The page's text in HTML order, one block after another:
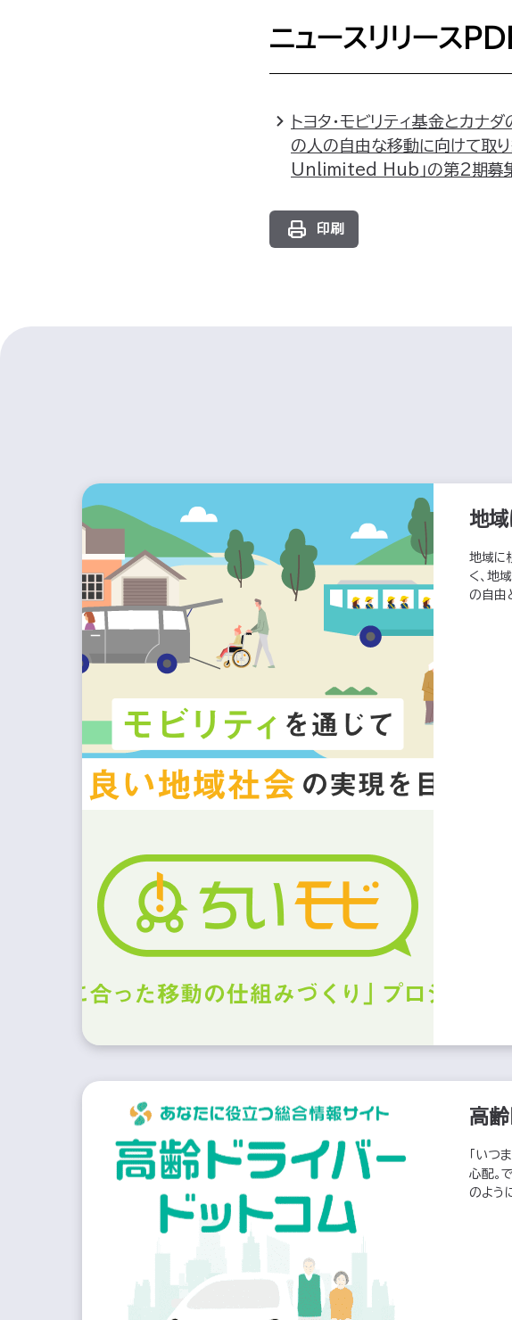
ニュースリリース
トヨタ・モビリティ基金とカ
の人の自由な移動に向けて取
Unlimited Hub」の第2期募
印刷
地域
地域に
く、地
の自由
高齢
「い
心配。
のよう